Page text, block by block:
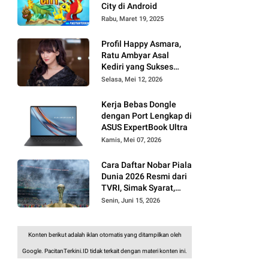
City di Android
Rabu, Maret 19, 2025
Profil Happy Asmara,
Ratu Ambyar Asal
Kediri yang Sukses
Lewat Lagu Tak
Selasa, Mei 12, 2026
Kerja Bebas Dongle
dengan Port Lengkap di
ASUS ExpertBook Ultra
Kamis, Mei 07, 2026
Cara Daftar Nobar Piala
Dunia 2026 Resmi dari
TVRI, Simak Syarat,
Kategori, dan Aturan
Senin, Juni 15, 2026
Konten berikut adalah iklan otomatis yang ditampilkan oleh
Google. PacitanTerkini.ID tidak terkait dengan materi konten ini.